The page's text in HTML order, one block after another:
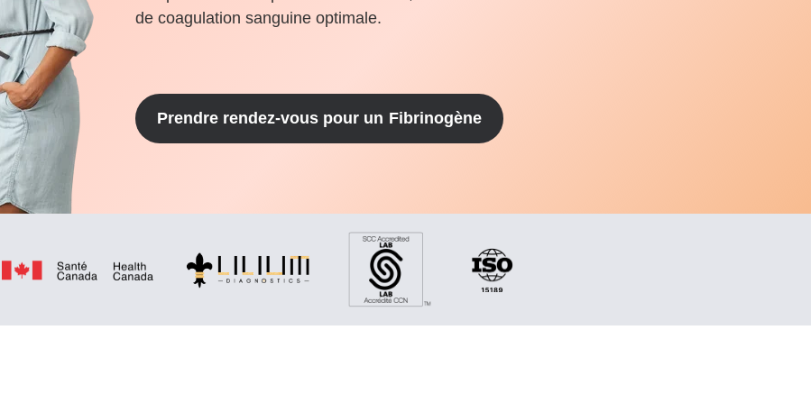
de coagulation sanguine optimale.
Prendre rendez-vous pour un Fibrinogène